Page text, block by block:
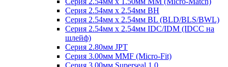
Серия 2.54мм х 2.54мм BH
Серия 2.54мм х 2.54мм BL (BLD/BLS/BWL)
Серия 2.54мм х 2.54мм IDC/IDM (IDCC на
шлейф)
Серия 2.80мм JPT
Серия 3.00мм MMF (Micro-Fit)
Серия 3.00мм Superseal 1.0